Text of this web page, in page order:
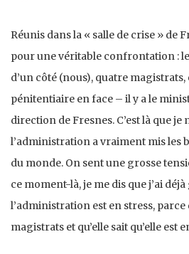
Réunis dans la « salle de crise » de
pour une véritable confrontation :
d’un côté (nous), quatre
pénitentiaire en face – il y a le
direction de Fresnes. C’est là que
l’administration a vraiment mis les
du monde. On sent une grosse
ce moment-là, je me dis que j’ai
l’administration est en stress, parce
magistrats et qu’elle sait qu’elle est